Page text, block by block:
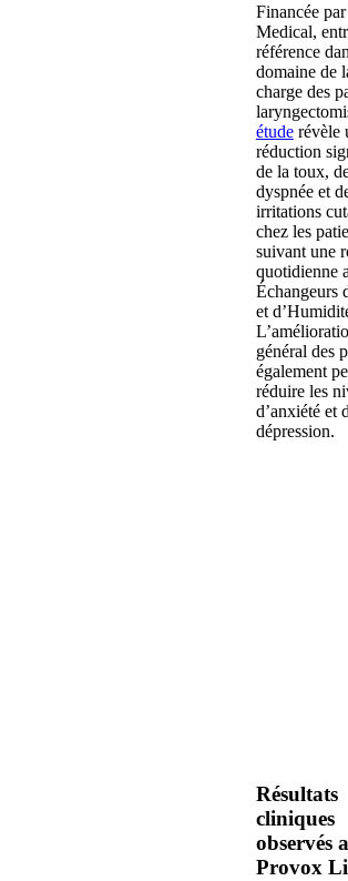
Financée
Medical,
référence
domaine de
charge des
étuderévèle
réduction
de la toux,
dyspnée et
irritations
chez les
suivant une
quotidienne
Échangeurs
et
général des
également
réduire les
d’anxiété et
dépression.
Résultats
cliniques
observés
Provox